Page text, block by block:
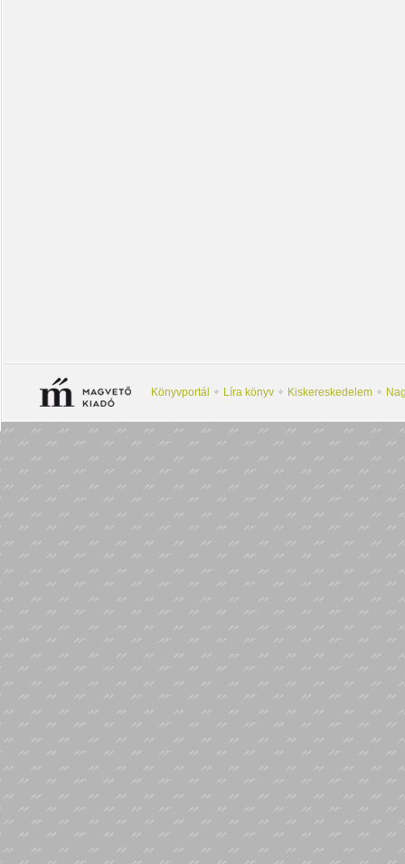
Könyvportál Líra könyv Kiskereskedelem